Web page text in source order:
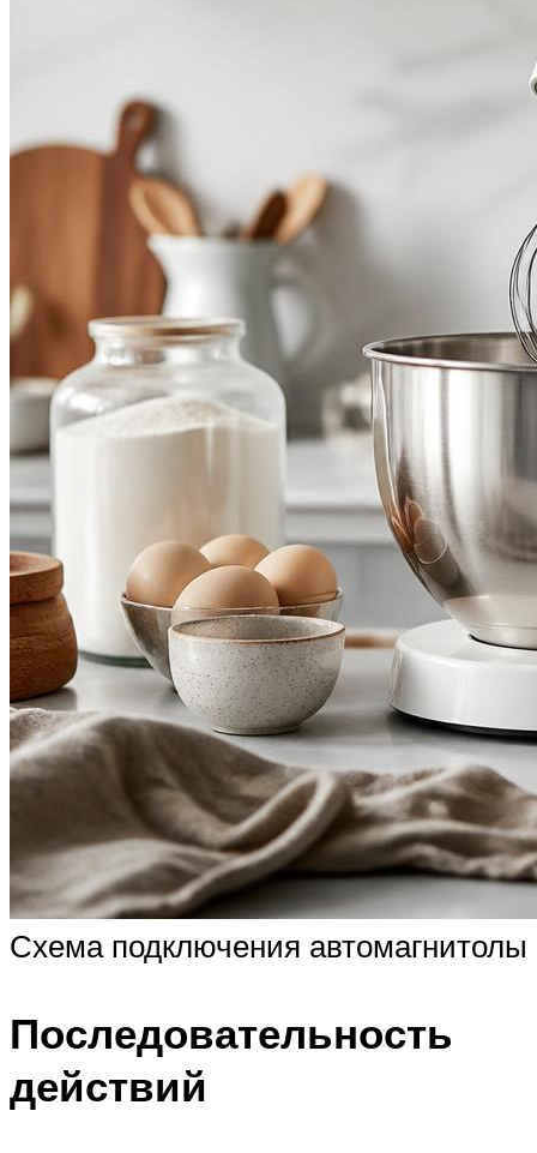
Схема подключения автомагнитолы
Последовательность
действий